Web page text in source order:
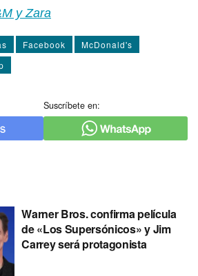
y Zara
Facebook
McDonald's
Suscríbete en:
Warner Bros. confirma película
de «Los Supersónicos» y Jim
Carrey será protagonista